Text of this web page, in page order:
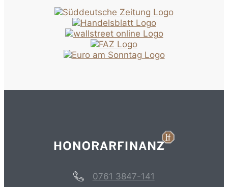
0761 3847-141